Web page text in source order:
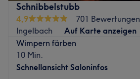
Schnibbelstubb
4,9
701 Bewertungen
Ingelbach
Auf Karte anzeigen
Wimpern färben
10 Min.
Schnellansicht Saloninfos